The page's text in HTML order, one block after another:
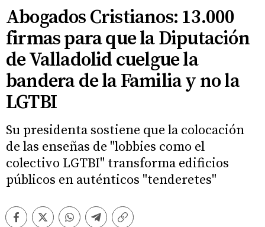
Abogados Cristianos: 13.000
firmas para que la Diputación
de Valladolid cuelgue la
bandera de la Familia y no la
LGTBI
Su presidenta sostiene que la colocación
de las enseñas de "lobbies como el
colectivo LGTBI" transforma edificios
públicos en auténticos "tenderetes"
FacebookTwitterWhatsappTelegramCopiar